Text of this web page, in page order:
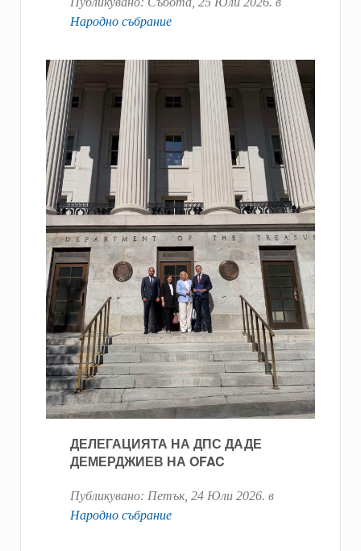
Народно събрание
ДЕЛЕГАЦИЯТА НА ДПС ДАДЕ
ДЕМЕРДЖИЕВ НА OFAC
Публикувано: Петък, 24 Юли 2026. в
Народно събрание